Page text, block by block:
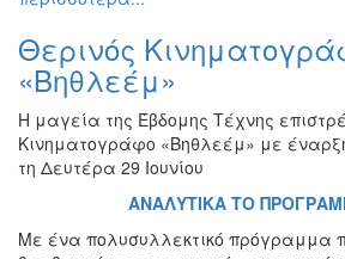
Διαλέξεις-
Ομιλίες
Διάφορες
Εκθέσεις
Εκδηλώσεις
για
Παιδιά
Άλλες
Εκδηλώσεις
Θερινός
«Βηθλεέμ»
Η μαγεία της Έβδομης Τέχνης
Κινηματογράφο «Βηθλεέμ» με
τη Δευτέρα 29 Ιουνίου
ΑΝΑΛΥΤΙΚΑ ΤΟ
Με ένα πολυσυλλεκτικό πρόγραμμα